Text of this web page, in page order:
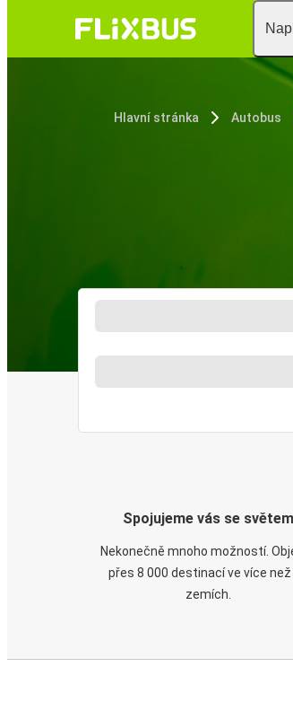
Hlavní stránka Autobus
Spojujeme vás se světem
Nekonečně mnoho možností.
přes 8 000 destinací ve více než
zemích.